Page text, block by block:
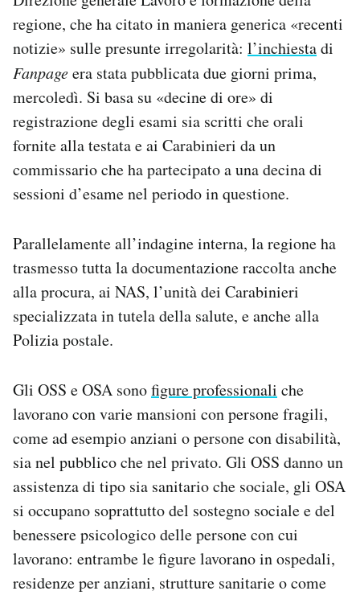
regione, che ha citato in maniera generica «recenti
notizie» sulle presunte irregolarità: l’inchiestadi
Fanpageera stata pubblicata due giorni prima,
mercoledì. Si basa su «decine di ore» di
registrazione degli esami sia scritti che orali
fornite alla testata e ai Carabinieri da un
commissario che ha partecipato a una decina di
sessioni d’esame nel periodo in questione.
Parallelamente all’indagine interna, la regione ha
trasmesso tutta la documentazione raccolta anche
alla procura, ai NAS, l’unità dei Carabinieri
specializzata in tutela della salute, e anche alla
Polizia postale.
Gli OSS e OSA sonofigure professionali che
lavorano con varie mansioni con persone fragili,
come ad esempio anziani o persone con disabilità,
sia nel pubblico che nel privato. Gli OSS danno un
assistenza di tipo sia sanitario che sociale, gli OSA
si occupano soprattutto del sostegno sociale e del
benessere psicologico delle persone con cui
lavorano: entrambe le figure lavorano in ospedali,
residenze per anziani, strutture sanitarie o come